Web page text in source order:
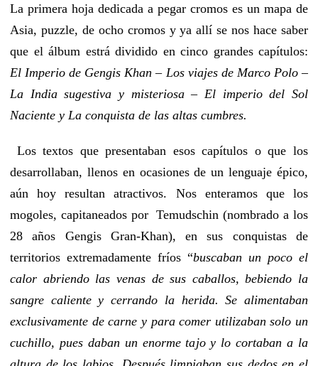
La primera hoja dedicada a pegar cromos es un mapa de
Asia, puzzle, de ocho cromos y ya allí se nos hace saber
que el álbum estrá dividido en cinco grandes capítulos:
El Imperio de Gengis Khan – Los viajes de Marco Polo –
La India sugestiva y misteriosa – El imperio del Sol
Naciente y La conquista de las altas cumbres.
Los textos que presentaban esos capítulos o que los
desarrollaban, llenos en ocasiones de un lenguaje épico,
aún hoy resultan atractivos. Nos enteramos que los
mogoles, capitaneados por Temudschin (nombrado a los
28 años Gengis Gran-Khan), en sus conquistas de
territorios extremadamente fríos “buscaban un poco el
calor abriendo las venas de sus caballos, bebiendo la
sangre caliente y cerrando la herida. Se alimentaban
exclusivamente de carne y para comer utilizaban solo un
cuchillo, pues daban un enorme tajo y lo cortaban a la